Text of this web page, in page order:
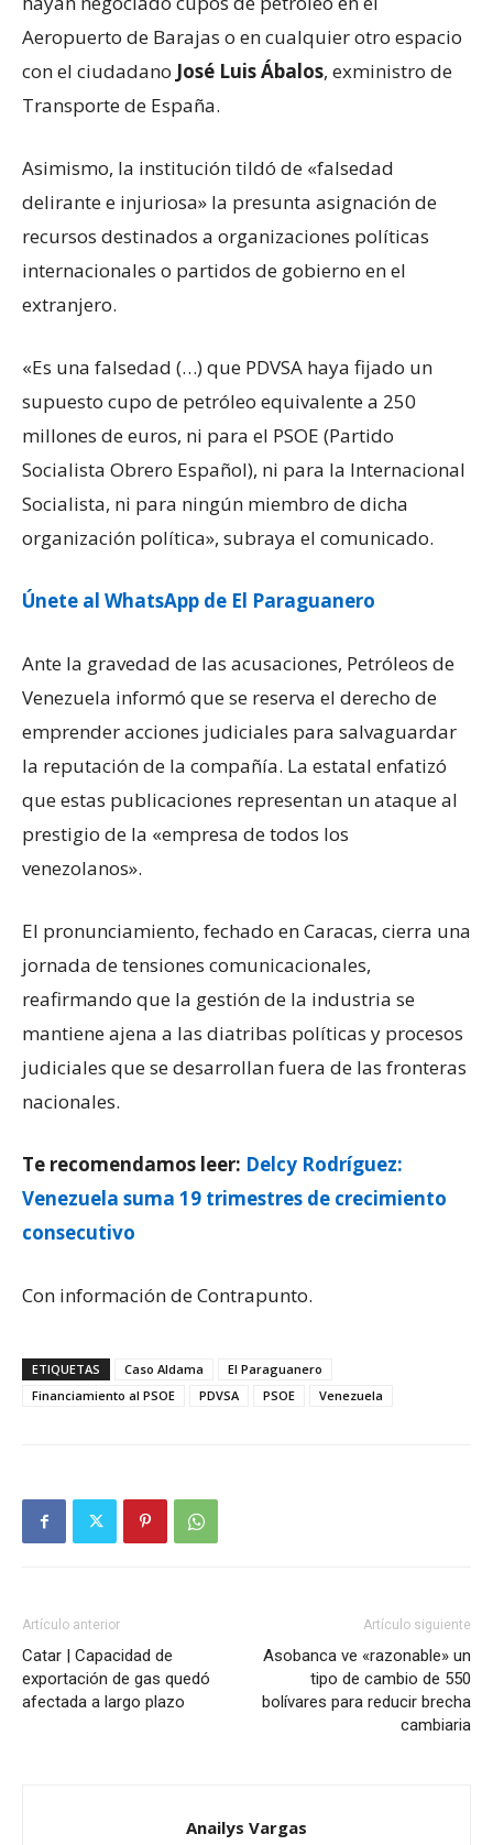
Aeropuerto de Barajas o en cualquier otro espacio
con el ciudadano José Luis Ábalos, exministro de
Transporte de España.
Asimismo, la institución tildó de «falsedad
delirante e injuriosa» la presunta asignación de
recursos destinados a organizaciones políticas
internacionales o partidos de gobierno en el
extranjero.
«Es una falsedad (…) que PDVSA haya fijado un
supuesto cupo de petróleo equivalente a 250
millones de euros, ni para el PSOE (Partido
Socialista Obrero Español), ni para la Internacional
Socialista, ni para ningún miembro de dicha
organización política», subraya el comunicado.
Únete al WhatsApp de El Paraguanero
Ante la gravedad de las acusaciones, Petróleos de
Venezuela informó que se reserva el derecho de
emprender acciones judiciales para salvaguardar
la reputación de la compañía. La estatal enfatizó
que estas publicaciones representan un ataque al
prestigio de la «empresa de todos los
venezolanos».
El pronunciamiento, fechado en Caracas, cierra una
jornada de tensiones comunicacionales,
reafirmando que la gestión de la industria se
mantiene ajena a las diatribas políticas y procesos
judiciales que se desarrollan fuera de las fronteras
nacionales.
Te recomendamos leer: Delcy Rodríguez:
Venezuela suma 19 trimestres de crecimiento
consecutivo
Con información de Contrapunto.
ETIQUETAS Caso Aldama
El Paraguanero
Financiamiento al PSOE
PDVSA PSOE Venezuela
Artículo anterior
Catar | Capacidad de
exportación de gas quedó
afectada a largo plazo
Artículo siguiente
Asobanca ve «razonable» un
tipo de cambio de 550
bolívares para reducir brecha
cambiaria
Anailys Vargas